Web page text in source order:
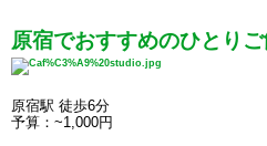
原宿でおすすめのひとり
原宿駅 徒歩6分
予算：~1,000円